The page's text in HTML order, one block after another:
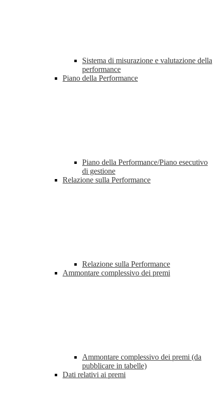
Sistema di misurazione e valutazione della
performance
Piano della Performance
Piano della Performance/Piano esecutivo
di gestione
Relazione sulla Performance
Relazione sulla Performance
Ammontare complessivo dei premi
Ammontare complessivo dei premi (da
pubblicare in tabelle)
Dati relativi ai premi